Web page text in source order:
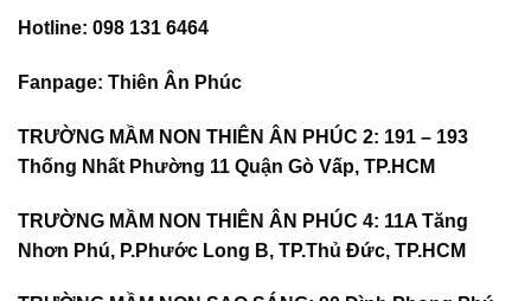
Hotline: 098 131 6464
Fanpage: Thiên Ân Phúc
TRƯỜNG MẦM NON THIÊN ÂN PHÚC 2: 191 – 193
Thống Nhất Phường 11 Quận Gò Vấp, TP.HCM
TRƯỜNG MẦM NON THIÊN ÂN PHÚC 4: 11A Tăng
Nhơn Phú, P.Phước Long B, TP.Thủ Đức, TP.HCM